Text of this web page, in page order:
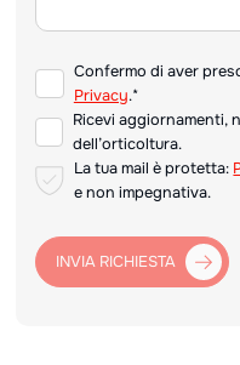
Confermo di aver
Privacy.*
Ricevi aggiornamenti,
dell’orticoltura.
La tua mail è protetta:
e non impegnativa.
INVIA RICHIESTA